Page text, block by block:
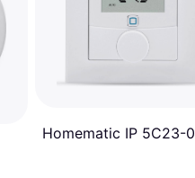
Homematic IP 5C23-